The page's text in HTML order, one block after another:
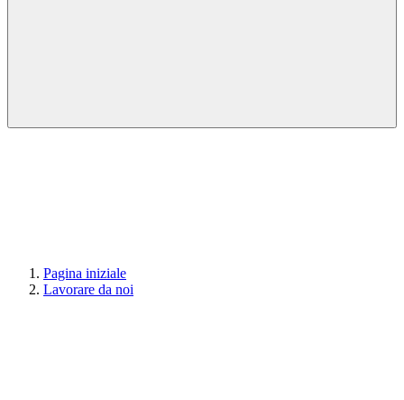
Pagina iniziale
Lavorare da noi